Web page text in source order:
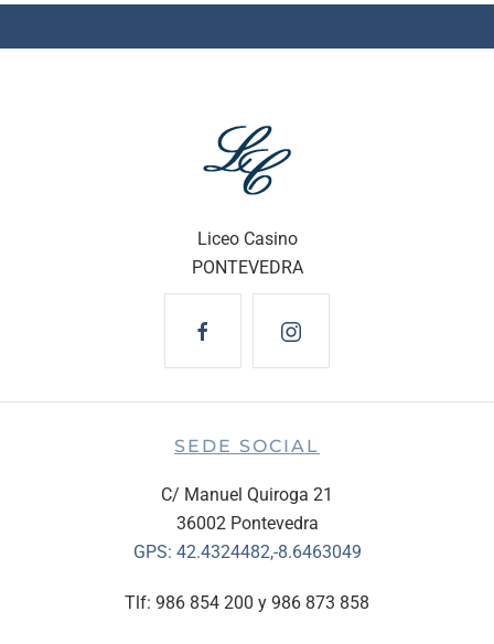
Liceo Casino
PONTEVEDRA
SEDE SOCIAL
C/ Manuel Quiroga 21
36002 Pontevedra
GPS: 42.4324482,-8.6463049
Tlf: 986 854 200 y 986 873 858